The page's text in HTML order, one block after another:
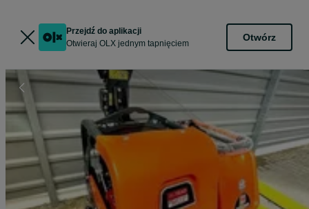
Przejdź do aplikacji
Otwieraj OLX jednym tapnięciem
Otwórz